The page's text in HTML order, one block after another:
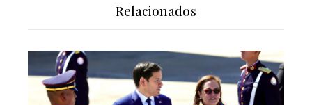
Relacionados